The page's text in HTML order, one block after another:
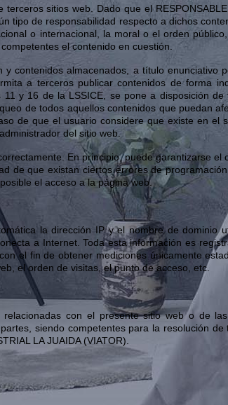
sitios web. Dado que el
tipo de responsabilidad respecto a dichos
o internacional, la moral o el orden
el contenido en cuestión.
contenidos almacenados, a título enunciativo
a terceros publicar contenidos de forma
y 16 de la LSSICE, se pone a disposición
de todos aquellos contenidos que puedan
de que el usuario considere que existe en el
del sitio web.
En principio, puede garantizarse
de que existan ciertos errores de
el acceso a la página web.
la dirección IP y el nombre de dominio
a Internet. Toda esta información es
el fin de obtener mediciones únicamente
el orden de visitas, el punto de acceso, etc.
con el presente sitio web o de
siendo competentes para la resolución
LA JUAIDA (VIATOR).